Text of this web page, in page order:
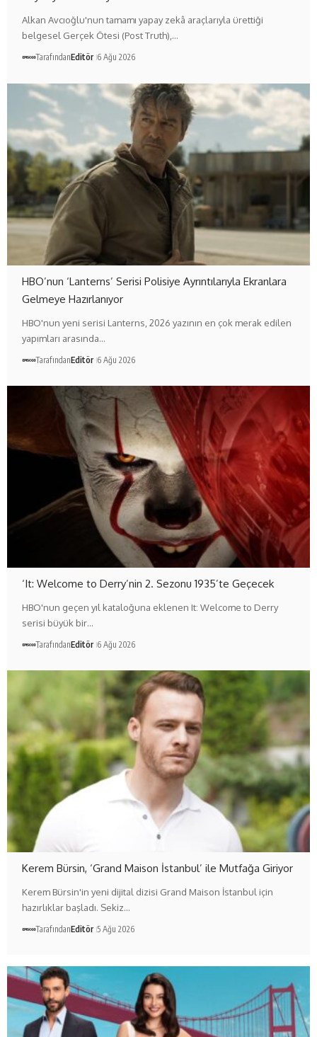
Alkan Avcıoğlu'nun tamamı yapay zekâ araçlarıyla ürettiği
belgesel Gerçek Ötesi (Post Truth),…
TarafındanEditör 6 Ağu 2026
HBO’nun ‘Lanterns’ Serisi Polisiye Ayrıntılarıyla Ekranlara
Gelmeye Hazırlanıyor
HBO'nun yeni serisi Lanterns, 2026 yazının en çok merak edilen
yapımları arasında…
TarafındanEditör 6 Ağu 2026
‘It: Welcome to Derry’nin 2. Sezonu 1935’te Geçecek
HBO'nun geçen yıl kataloğuna eklenen It: Welcome to Derry
serisi büyük bir…
TarafındanEditör 6 Ağu 2026
Kerem Bürsin, ‘Grand Maison İstanbul’ ile Mutfağa Giriyor
Kerem Bürsin'in yeni dijital dizisi Grand Maison İstanbul için
hazırlıklar başladı. Sekiz…
TarafındanEditör 5 Ağu 2026